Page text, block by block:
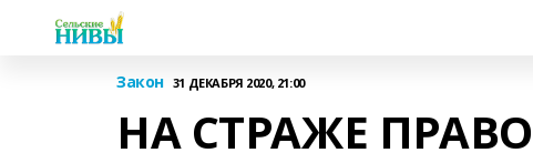
Закон 31 ДЕКАБРЯ 2020, 21:00
НА СТРАЖЕ